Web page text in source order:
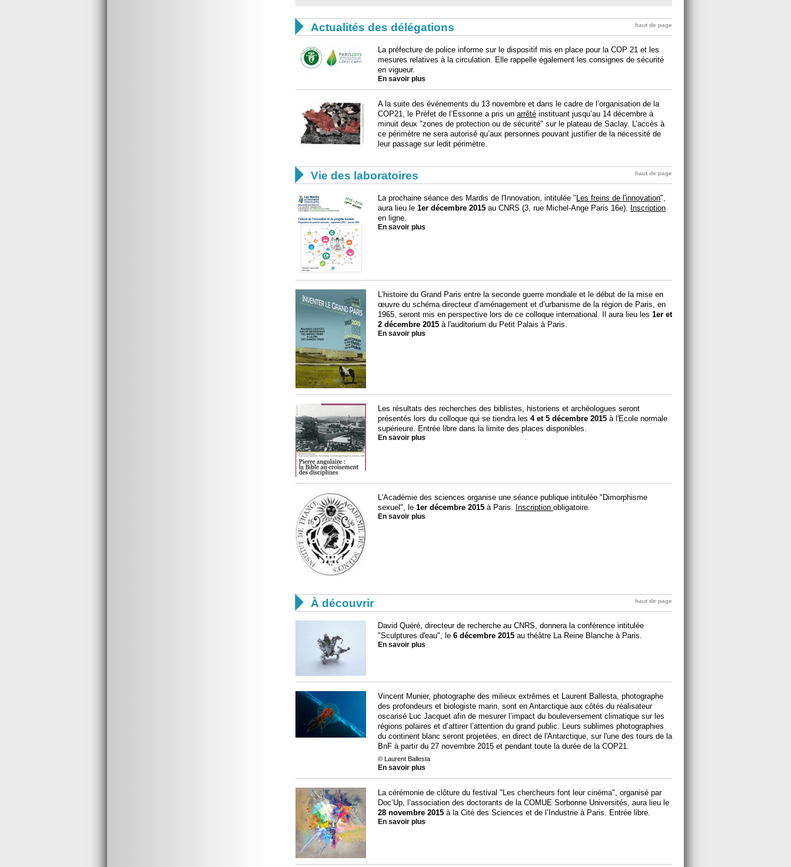
 Actualités des délégations haut de page
La préfecture de police informe sur le dispositif mis en place pour la COP 21 et les
mesures relatives à la circulation. Elle rappelle également les consignes de sécurité
en vigueur.
En savoir plus
A la suite des événements du 13 novembre et dans le cadre de l’organisation de la
COP21, le Préfet de l’Essonne a pris un arrêté instituant jusqu’au 14 décembre à
minuit deux "zones de protection ou de sécurité" sur le plateau de Saclay. L’accès à
ce périmètre ne sera autorisé qu’aux personnes pouvant justifier de la nécessité de
leur passage sur ledit périmètre.
 Vie des laboratoires haut de page
La prochaine séance des Mardis de l'Innovation, intitulée "Les freins de l'innovation",
aura lieu le 1er décembre 2015 au CNRS (3, rue Michel-Ange Paris 16e). Inscription
en ligne.
En savoir plus
L’histoire du Grand Paris entre la seconde guerre mondiale et le début de la mise en
œuvre du schéma directeur d’aménagement et d’urbanisme de la région de Paris, en
1965, seront mis en perspective lors de ce colloque international. Il aura lieu les 1er et
2 décembre 2015 à l'auditorium du Petit Palais à Paris.
En savoir plus
Les résultats des recherches des biblistes, historiens et archéologues seront
présentés lors du colloque qui se tiendra les 4 et 5 décembre 2015 à l'Ecole normale
supérieure. Entrée libre dans la limite des places disponibles.
En savoir plus
L'Académie des sciences organise une séance publique intitulée "Dimorphisme
sexuel", le 1er décembre 2015 à Paris. Inscription obligatoire.
En savoir plus
 À découvrir haut de page
David Quéré, directeur de recherche au CNRS, donnera la conférence intitulée
"Sculptures d'eau", le 6 décembre 2015 au théâtre La Reine Blanche à Paris.
En savoir plus
Vincent Munier, photographe des milieux extrêmes et Laurent Ballesta, photographe
des profondeurs et biologiste marin, sont en Antarctique aux côtés du réalisateur
oscarisé Luc Jacquet afin de mesurer l’impact du bouleversement climatique sur les
régions polaires et d’attirer l’attention du grand public. Leurs sublimes photographies
du continent blanc seront projetées, en direct de l'Antarctique, sur l'une des tours de la
BnF à partir du 27 novembre 2015 et pendant toute la durée de la COP21.
© Laurent Ballesta
En savoir plus
La cérémonie de clôture du festival "Les chercheurs font leur cinéma", organisé par
Doc’Up, l’association des doctorants de la COMUE Sorbonne Universités, aura lieu le
28 novembre 2015 à la Cité des Sciences et de l’Industrie à Paris. Entrée libre.
En savoir plus